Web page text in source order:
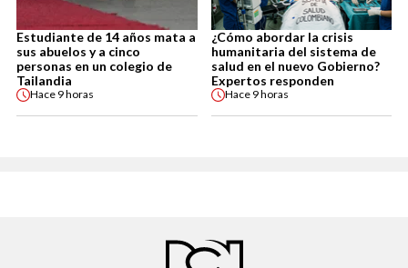
Estudiante de 14 años mata a
sus abuelos y a cinco
personas en un colegio de
Tailandia
Hace 9 horas
¿Cómo abordar la crisis
humanitaria del sistema de
salud en el nuevo Gobierno?
Expertos responden
Hace 9 horas